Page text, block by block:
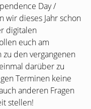
Day /
wir dieses Jahr schon
digitalen
euch am
zu den vergangenen
darüber zu
Terminen keine
anderen Fragen
stellen!